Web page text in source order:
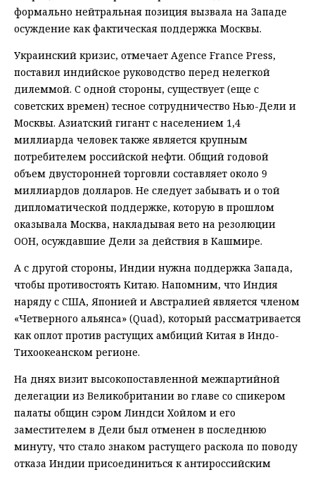
формально нейтральная позиция вызвала на Западе
осуждение как фактическая поддержка Москвы.
Украинский кризис, отмечает Agence France Press,
поставил индийское руководство перед нелегкой
дилеммой. С одной стороны, существует (еще с
советских времен) тесное сотрудничество Нью-Дели и
Москвы. Азиатский гигант с населением 1,4
миллиарда человек также является крупным
потребителем российской нефти. Общий годовой
объем двусторонней торговли составляет около 9
миллиардов долларов. Не следует забывать и о той
дипломатической поддержке, которую в прошлом
оказывала Москва, накладывая вето на резолюции
ООН, осуждавшие Дели за действия в Кашмире.
А с другой стороны, Индии нужна поддержка Запада,
чтобы противостоять Китаю. Напомним, что Индия
наряду с США, Японией и Австралией является членом
«Четверного альянса» (Quad), который рассматривается
как оплот против растущих амбиций Китая в Индо-
Тихоокеанском регионе.
На днях визит высокопоставленной межпартийной
делегации из Великобритании во главе со спикером
палаты общин сэром Линдси Хойлом и его
заместителем в Дели был отменен в последнюю
минуту, что стало знаком растущего раскола по поводу
отказа Индии присоединиться к антироссийским